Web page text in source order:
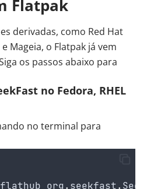
Flatpak
derivadas, como Red Hat
Mageia, o Flatpak já vem
os passos abaixo para
no Fedora, RHEL
no terminal para
flathub org . seekfast.